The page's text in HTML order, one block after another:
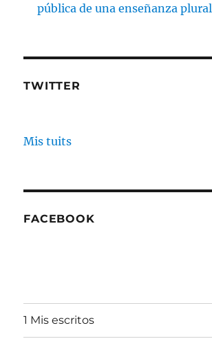
pública de una enseñanza plural
TWITTER
Mis tuits
FACEBOOK
1 Mis escritos